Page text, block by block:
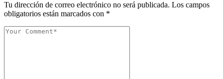
Tu dirección de correo electrónico no será publicada. Los campos
obligatorios están marcados con *